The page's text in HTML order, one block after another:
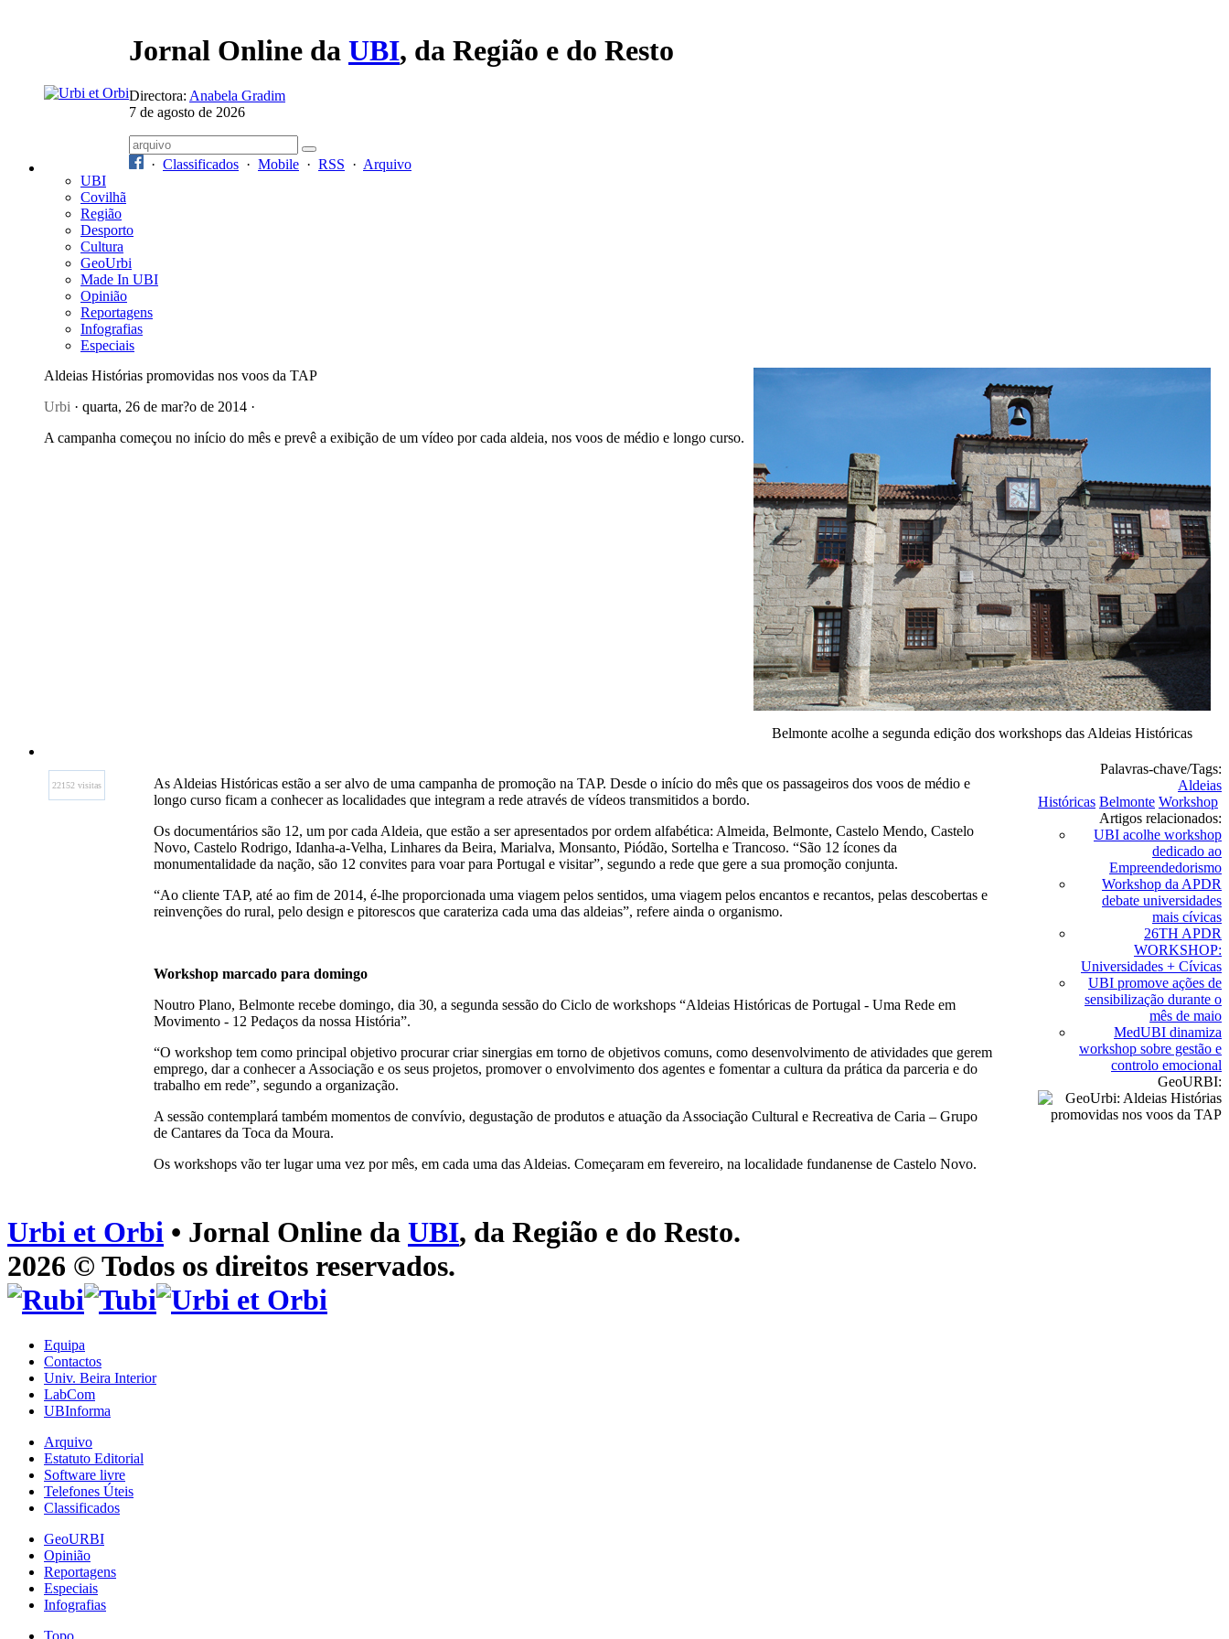
Jornal Online da UBI, da Região e do Resto
Directora: Anabela Gradim
7 de agosto de 2026
· Classificados · Mobile · RSS · Arquivo
UBI
Covilhã
Região
Desporto
Cultura
GeoUrbi
Made In UBI
Opinião
Reportagens
Infografias
Especiais
Aldeias Histórias promovidas nos voos da TAP
Urbi · quarta, 26 de mar?o de 2014 ·
A campanha começou no início do mês e prevê a exibição de um vídeo por cada aldeia, nos voos de médio e longo curso.
Belmonte acolhe a segunda edição dos workshops das Aldeias Históricas
22152 visitas
As Aldeias Históricas estão a ser alvo de uma campanha de promoção na TAP. Desde o início do mês que os passageiros dos voos de médio e
longo curso ficam a conhecer as localidades que integram a rede através de vídeos transmitidos a bordo.
Os documentários são 12, um por cada Aldeia, que estão a ser apresentados por ordem alfabética: Almeida, Belmonte, Castelo Mendo, Castelo
Novo, Castelo Rodrigo, Idanha-a-Velha, Linhares da Beira, Marialva, Monsanto, Piódão, Sortelha e Trancoso. “São 12 ícones da
monumentalidade da nação, são 12 convites para voar para Portugal e visitar”, segundo a rede que gere a sua promoção conjunta.
“Ao cliente TAP, até ao fim de 2014, é-lhe proporcionada uma viagem pelos sentidos, uma viagem pelos encantos e recantos, pelas descobertas e
reinvenções do rural, pelo design e pitorescos que carateriza cada uma das aldeias”, refere ainda o organismo.
Workshop marcado para domingo
Noutro Plano, Belmonte recebe domingo, dia 30, a segunda sessão do Ciclo de workshops “Aldeias Históricas de Portugal - Uma Rede em
Movimento - 12 Pedaços da nossa História”.
“O workshop tem como principal objetivo procurar criar sinergias em torno de objetivos comuns, como desenvolvimento de atividades que gerem
emprego, dar a conhecer a Associação e os seus projetos, promover o envolvimento dos agentes e fomentar a cultura da prática da parceria e do
trabalho em rede”, segundo a organização.
A sessão contemplará também momentos de convívio, degustação de produtos e atuação da Associação Cultural e Recreativa de Caria – Grupo
de Cantares da Toca da Moura.
Os workshops vão ter lugar uma vez por mês, em cada uma das Aldeias. Começaram em fevereiro, na localidade fundanense de Castelo Novo.
Palavras-chave/Tags:
Aldeias
Históricas Belmonte Workshop
Artigos relacionados:
UBI acolhe workshop
dedicado ao
Empreendedorismo
Workshop da APDR
debate universidades
mais cívicas
26TH APDR
WORKSHOP:
Universidades + Cívicas
UBI promove ações de
sensibilização durante o
mês de maio
MedUBI dinamiza
workshop sobre gestão e
controlo emocional
GeoURBI:
Urbi et Orbi • Jornal Online da UBI, da Região e do Resto.
2026 © Todos os direitos reservados.
Equipa
Contactos
Univ. Beira Interior
LabCom
UBInforma
Arquivo
Estatuto Editorial
Software livre
Telefones Úteis
Classificados
GeoURBI
Opinião
Reportagens
Especiais
Infografias
Topo